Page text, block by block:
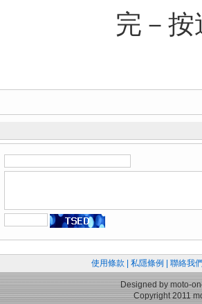
完－
使用條款 私隱條例 聯絡我
Designed by moto-
Copyright 2011